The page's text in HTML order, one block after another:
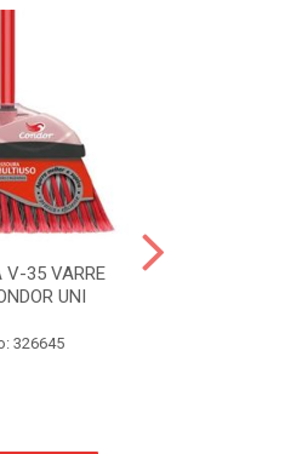
V-35 VARRE
UNI
326645